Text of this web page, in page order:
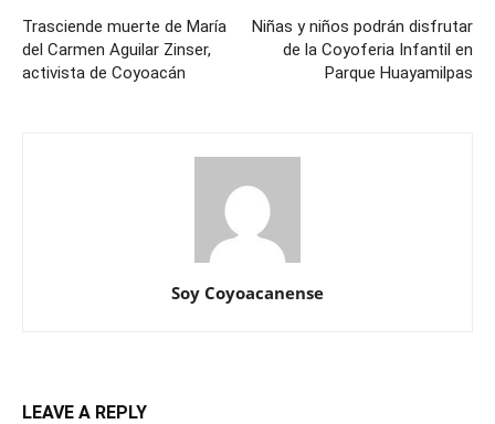
Trasciende muerte de María
del Carmen Aguilar Zinser,
activista de Coyoacán
Niñas y niños podrán disfrutar
de la Coyoferia Infantil en
Parque Huayamilpas
Soy Coyoacanense
LEAVE A REPLY